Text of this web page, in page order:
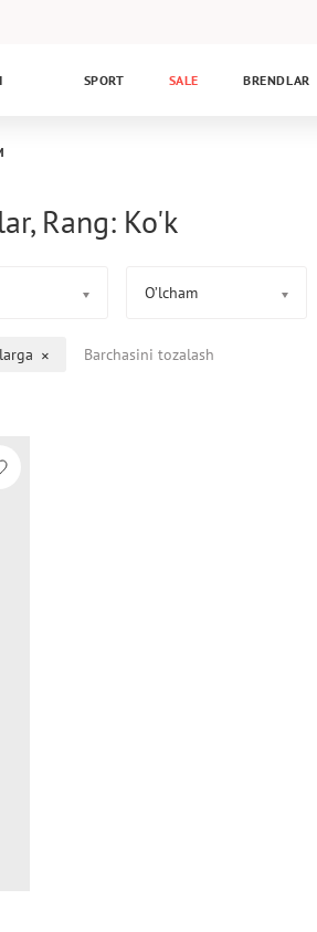
SPORT SALE BRENDLAR
Rang: Ko'k
O’lcham
Barchasini tozalash